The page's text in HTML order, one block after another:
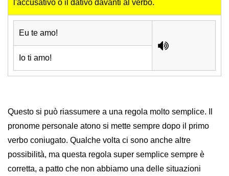
l'accusativo o il dativo davanti al verbo.
Eu te amo!
Io ti amo!
Questo si può riassumere a una regola molto semplice. Il
pronome personale atono si mette sempre dopo il primo
verbo coniugato. Qualche volta ci sono anche altre
possibilità, ma questa regola super semplice sempre è
corretta, a patto che non abbiamo una delle situazioni